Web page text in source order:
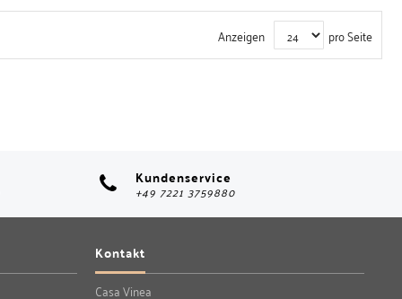
Anzeigen pro Seite
Kundenservice
+49 7221 3759880
Kontakt
Casa Vinea